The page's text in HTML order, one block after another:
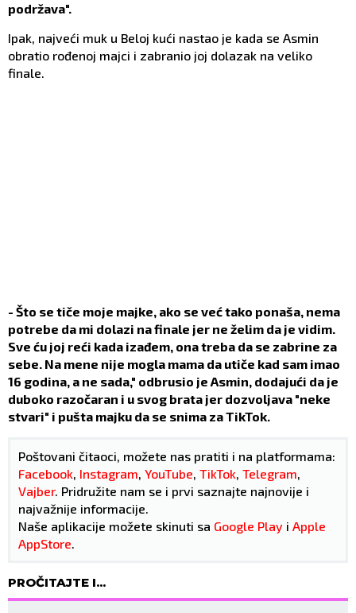
podržava".
Ipak, najveći muk u Beloj kući nastao je kada se Asmin
obratio rođenoj majci i zabranio joj dolazak na veliko
finale.
- Što se tiče moje majke, ako se već tako ponaša, nema
potrebe da mi dolazi na finale jer ne želim da je vidim.
Sve ću joj reći kada izađem, ona treba da se zabrine za
sebe. Na mene nije mogla mama da utiče kad sam imao
16 godina, a ne sada," odbrusio je Asmin, dodajući da je
duboko razočaran i u svog brata jer dozvoljava "neke
stvari" i pušta majku da se snima za TikTok.
Poštovani čitaoci, možete nas pratiti i na platformama:
Facebook, Instagram, YouTube, TikTok, Telegram,
Vajber. Pridružite nam se i prvi saznajte najnovije i
najvažnije informacije.
Naše aplikacije možete skinuti sa Google Play i Apple
AppStore.
PROČITAJTE I...